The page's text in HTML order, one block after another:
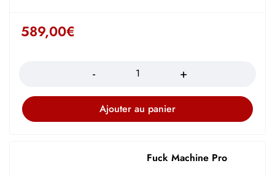
589,00€
Ajouter au panier
Fuck Machine Pro